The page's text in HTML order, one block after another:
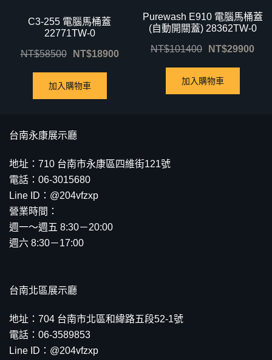
C3-255 電腦馬桶蓋
22771TW-0
NT$58500 NT$18900
加入購物車
Purewash E910 電腦馬桶蓋
(自動開關蓋) 28362TW-0
NT$101400 NT$29900
加入購物車
台南永康展示廳
地址：710 台南市永康區四維街121號
電話：06-3015680
Line ID：@204vfzxp
營業時間：
週一～週五 8:30－20:00
週六 8:30－17:00
台南北區展示廳
地址：704 台南市北區和緯路五段52-1號
電話：06-3589853
Line ID：@204vfzxp